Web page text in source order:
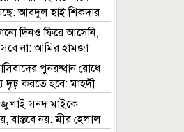
আবদুল হাই শিকদার
দিনও ফিরে আসেনি,
না: আমির হামজা
পুনরুত্থান রোধে
দৃঢ় করতে হবে: মাহদী
সনদ মাইকে
বাস্তবে নয়: মীর হেলাল